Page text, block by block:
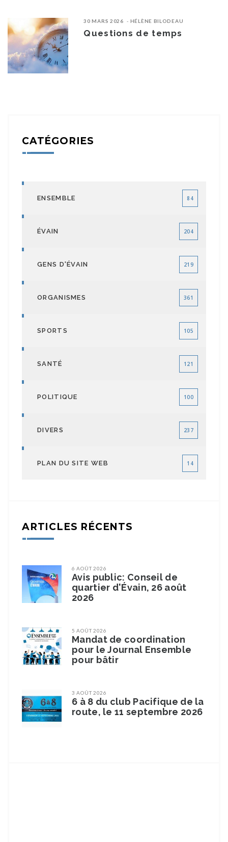
30 MARS 2026 HÉLÈNE BILODEAU
Questions de temps
CATÉGORIES
ENSEMBLE 84
ÉVAIN 204
GENS D'ÉVAIN 219
ORGANISMES 361
SPORTS 105
SANTÉ 121
POLITIQUE 100
DIVERS 237
PLAN DU SITE WEB 14
ARTICLES RÉCENTS
6 AOÛT 2026
Avis public: Conseil de
quartier d'Évain, 26 août
2026
5 AOÛT 2026
Mandat de coordination
pour le Journal Ensemble
pour bâtir
3 AOÛT 2026
6 à 8 du club Pacifique de la
route, le 11 septembre 2026